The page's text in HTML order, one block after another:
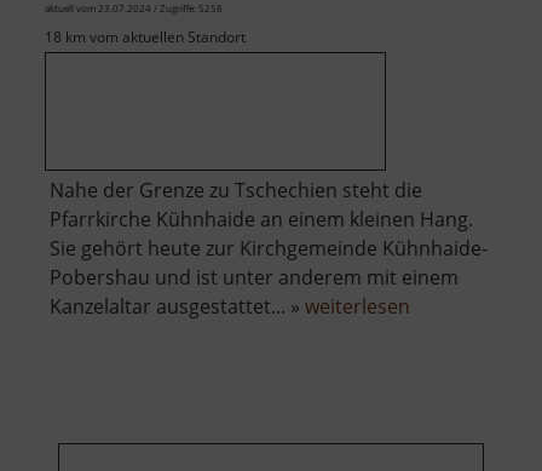
aktuell vom 23.07.2024 / Zugriffe: 5258
18 km vom aktuellen Standort
Nahe der Grenze zu Tschechien steht die
Pfarrkirche Kühnhaide an einem kleinen Hang.
Sie gehört heute zur Kirchgemeinde Kühnhaide-
Pobershau und ist unter anderem mit einem
Kanzelaltar ausgestattet... » weiterlesen